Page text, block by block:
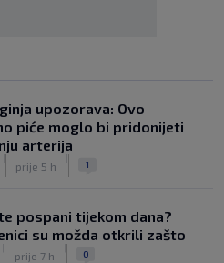
upozorava: Ovo
piće moglo bi pridonijeti
arterija
prije 5 h 1
pospani tijekom dana?
su možda otkrili zašto
prije 7 h 0